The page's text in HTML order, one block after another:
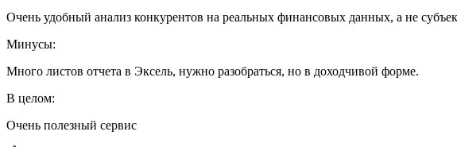
Очень удобный анализ конкурентов на реальных финансовых данных, а не
Минусы:
Много листов отчета в Эксель, нужно разобраться, но в доходчивой форме.
В целом:
Очень полезный сервис